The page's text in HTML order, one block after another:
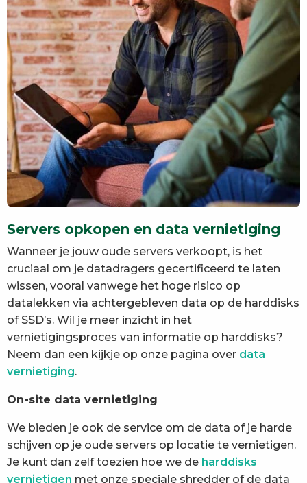
Servers opkopen en data vernietiging
Wanneer je jouw oude servers verkoopt, is het
cruciaal om je datadragers gecertificeerd te laten
wissen, vooral vanwege het hoge risico op
datalekken via achtergebleven data op de harddisks
of SSD’s. Wil je meer inzicht in het
vernietigingsproces van informatie op harddisks?
Neem dan een kijkje op onze pagina over data
vernietiging.
On-site data vernietiging
We bieden je ook de service om de data of je harde
schijven op je oude servers op locatie te vernietigen.
Je kunt dan zelf toezien hoe we de harddisks
vernietigen met onze speciale shredder of de data